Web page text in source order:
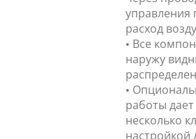
управления
расход
• Все
наружу
•
работы
несколько
настройкой